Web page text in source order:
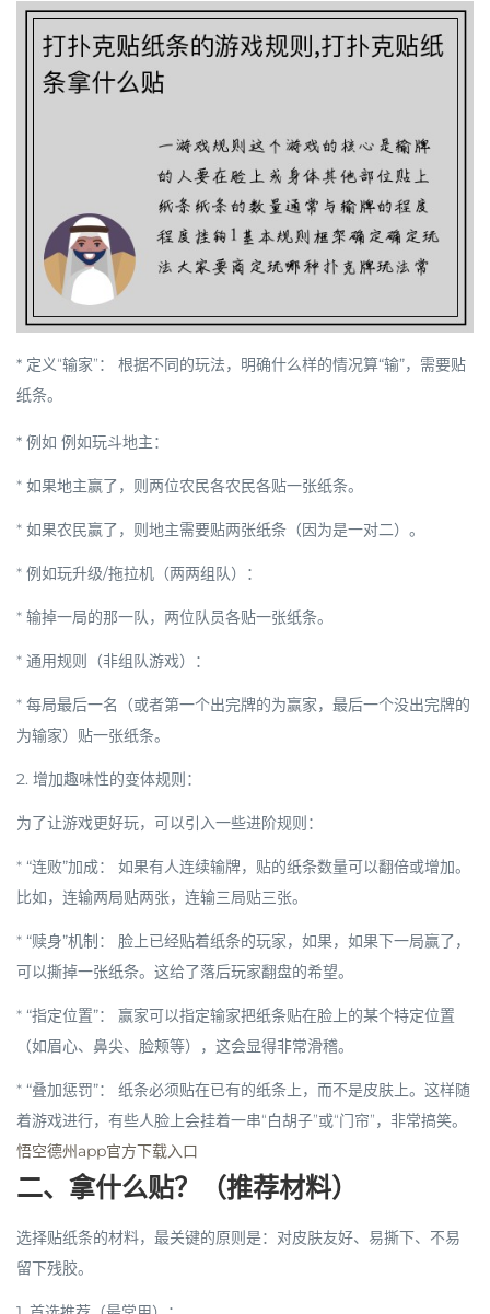
* 定义“输家”：
根据不同的玩法，明确什么样的情况算“输”，需要贴
纸条。
* 例如 例如玩斗地主：
* 如果地主赢了，则两位农民各农民各贴一张纸条。
* 如果农民赢了，则地主需要贴两张纸条（因为是一对二）。
* 例如玩升级/拖拉机（两两组队）：
* 输掉一局的那一队，两位队员各贴一张纸条。
* 通用规则（非组队游戏）：
* 每局最后一名（或者第一个出完牌的为赢家，最后一个没出完牌的
为输家）贴一张纸条。
2. 增加趣味性的变体规则：
为了让游戏更好玩，可以引入一些进阶规则：
* “连败”加成：
如果有人连续输牌，贴的纸条数量可以翻倍或增加。
比如，连输两局贴两张，连输三局贴三张。
* “赎身”机制：
脸上已经贴着纸条的玩家，如果，如果下一局赢了，
可以撕掉一张纸条。这给了落后玩家翻盘的希望。
* “指定位置”：
赢家可以指定输家把纸条贴在脸上的某个特定位置
（如眉心、鼻尖、脸颊等），这会显得非常滑稽。
* “叠加惩罚”：
纸条必须贴在已有的纸条上，而不是皮肤上。这样随
着游戏进行，有些人脸上会挂着一串“白胡子”或“门帘”，非常搞笑。
悟空德州app官方下载入口
二、拿什么贴？（推荐材料）
选择贴纸条的材料，最关键的原则是： 对皮肤友好、易撕下、不易
留下残胶。